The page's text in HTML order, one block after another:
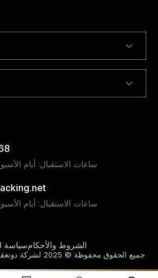
ساعات الاستقبال: أيام الأسبوع من 8:00
ساعات الاستقبال: أيام الأسبوع من 8:00
جميع الحقوق محفوظة © 2025 لشركة دونغقوان كرييتيف باكينج المحدودة.
سياسةالشروط والأحكام